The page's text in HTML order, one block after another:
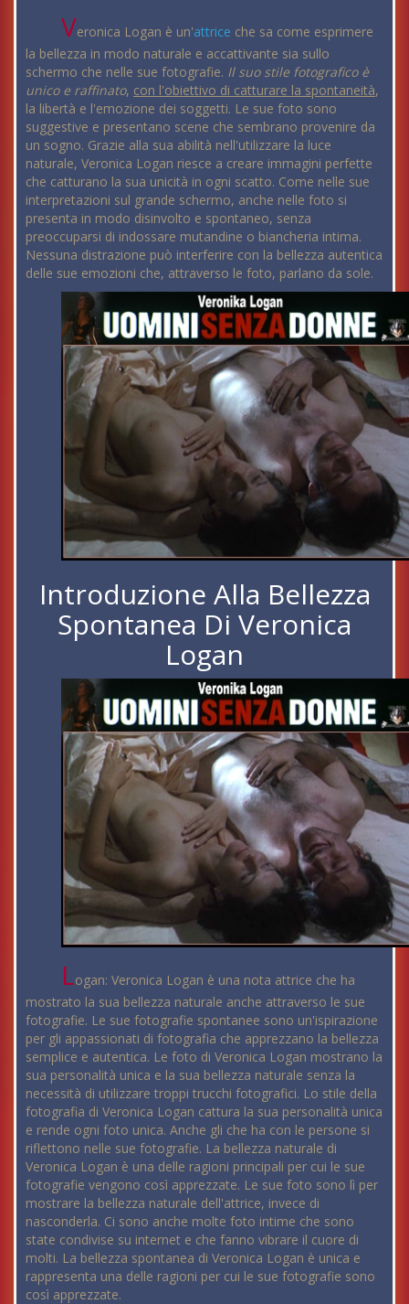
Veronica Logan è un'attrice che sa come esprimere
la bellezza in modo naturale e accattivante sia sullo
schermo che nelle sue fotografie. Il suo stile fotografico è
unico e raffinato, con l'obiettivo di catturare la spontaneità,
la libertà e l'emozione dei soggetti. Le sue foto sono
suggestive e presentano scene che sembrano provenire da
un sogno. Grazie alla sua abilità nell'utilizzare la luce
naturale, Veronica Logan riesce a creare immagini perfette
che catturano la sua unicità in ogni scatto. Come nelle sue
interpretazioni sul grande schermo, anche nelle foto si
presenta in modo disinvolto e spontaneo, senza
preoccuparsi di indossare mutandine o biancheria intima.
Nessuna distrazione può interferire con la bellezza autentica
delle sue emozioni che, attraverso le foto, parlano da sole.
Introduzione Alla Bellezza
Spontanea Di Veronica
Logan
Logan: Veronica Logan è una nota attrice che ha
mostrato la sua bellezza naturale anche attraverso le sue
fotografie. Le sue fotografie spontanee sono un'ispirazione
per gli appassionati di fotografia che apprezzano la bellezza
semplice e autentica. Le foto di Veronica Logan mostrano la
sua personalità unica e la sua bellezza naturale senza la
necessità di utilizzare troppi trucchi fotografici. Lo stile della
fotografia di Veronica Logan cattura la sua personalità unica
e rende ogni foto unica. Anche gli che ha con le persone si
riflettono nelle sue fotografie. La bellezza naturale di
Veronica Logan è una delle ragioni principali per cui le sue
fotografie vengono così apprezzate. Le sue foto sono lì per
mostrare la bellezza naturale dell'attrice, invece di
nasconderla. Ci sono anche molte foto intime che sono
state condivise su internet e che fanno vibrare il cuore di
molti. La bellezza spontanea di Veronica Logan è unica e
rappresenta una delle ragioni per cui le sue fotografie sono
così apprezzate.